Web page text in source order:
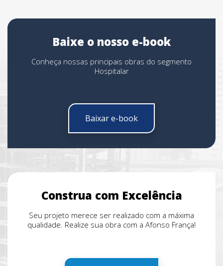
Baixe o nosso e-book
Conheça nossas principais obras do segmento
Hospitalar
Baixar e-book
Construa com Excelência
Seu projeto merece ser realizado com a máxima
qualidade. Realize sua obra com a Afonso França!